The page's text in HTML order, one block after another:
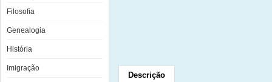
Filosofia
Genealogia
História
Imigração
Descrição